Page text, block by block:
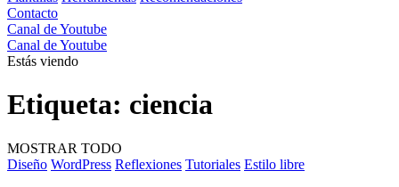
Contacto
Canal de Youtube
Canal de Youtube
Estás viendo
Etiqueta: ciencia
MOSTRAR TODO
Diseño WordPress Reflexiones Tutoriales Estilo libre